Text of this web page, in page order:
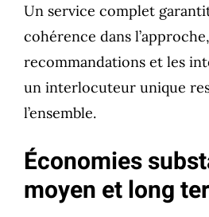
Un service complet
cohérence dans
recommandations et les
un interlocuteur unique
l’ensemble.
Économies
moyen et long